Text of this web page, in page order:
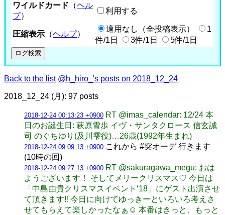
ワイルドカード （ヘル
プ）
利用する
圧縮表示 （ヘルプ）
適用なし（全投稿表示）
1
件/1日
3件/1日 5件/1日
Back to the list @h_hiro_'s posts on 2018_12_24
2018_12_24 (月): 97 posts
2018-12-24 00:13:23 +0900 RT @imas_calendar: 12/24 本
日のお誕生日: 萩原雪歩 イヴ・サンタクロース 信玄誠
司 のぐちゆり(及川雫役)…26歳(1992年生まれ)
2018-12-24 09:09:13 +0900 これから #突オーデ 行きます
(10時の回)
2018-12-24 09:27:13 +0900 RT @sakuragawa_megu: おは
ようございます！ そしてメリークリスマス♡ 今日は
「中島由貴クリスマスイベント‘18」にゲスト出演させ
て頂きます‼️ 今日に向けてゆっきーといろいろ考えさ
せてもらえて楽しかったなぁ☺️ 本番はきっと、もっと